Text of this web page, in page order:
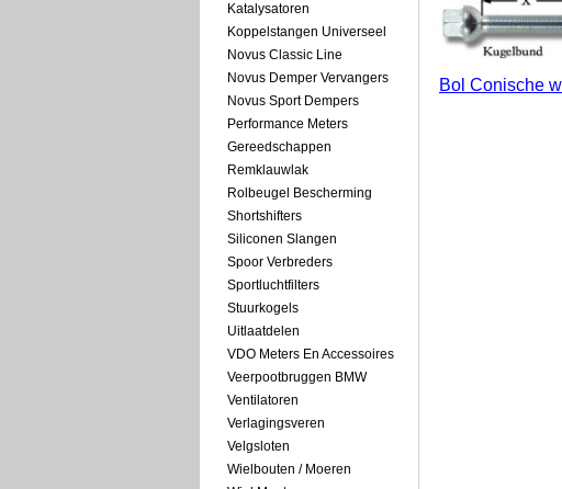
Katalysatoren
Koppelstangen Universeel
Novus Classic Line
Novus Demper Vervangers
Novus Sport Dempers
Performance Meters
Gereedschappen
Remklauwlak
Rolbeugel Bescherming
Shortshifters
Siliconen Slangen
Spoor Verbreders
Sportluchtfilters
Stuurkogels
Uitlaatdelen
VDO Meters En Accessoires
Veerpootbruggen BMW
Ventilatoren
Verlagingsveren
Velgsloten
Wielbouten / Moeren
Bol Conische